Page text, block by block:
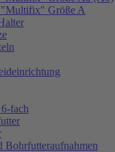
"Multifix" Größe A
fach
Bohrfutteraufnahmen